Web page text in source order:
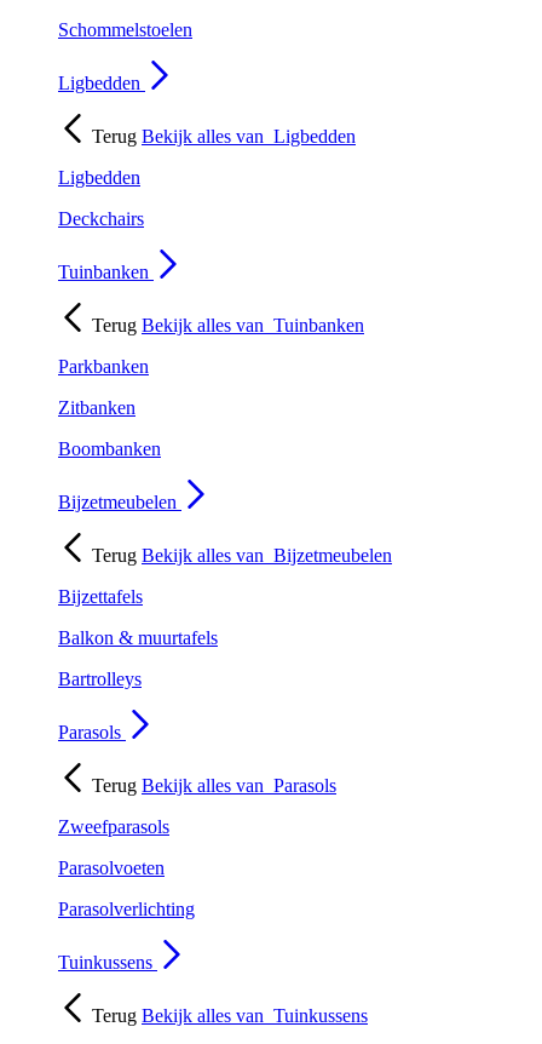
Schommelstoelen
Ligbedden
Terug Bekijk alles van Ligbedden
Ligbedden
Deckchairs
Tuinbanken
Terug Bekijk alles van Tuinbanken
Parkbanken
Zitbanken
Boombanken
Bijzetmeubelen
Terug Bekijk alles van Bijzetmeubelen
Bijzettafels
Balkon & muurtafels
Bartrolleys
Parasols
Terug Bekijk alles van Parasols
Zweefparasols
Parasolvoeten
Parasolverlichting
Tuinkussens
Terug Bekijk alles van Tuinkussens